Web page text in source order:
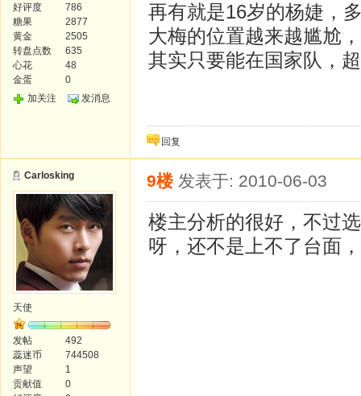
好评度
786
糖果
2877
黄金
2505
转盘点数
635
心花
48
金蛋
0
加关注
发消息
再有就是16岁的杨婕，
大梅的位置越来越尴尬
其实只要能在国家队，
回复
Carlosking
天使
发帖
492
蕊迷币
744508
声望
1
贡献值
0
9楼 发表于: 2010-06-03
楼主分析的很好，不过
呀，还不是上不了台面